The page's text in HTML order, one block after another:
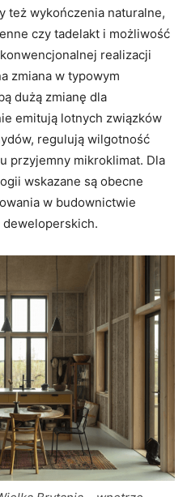
też wykończenia naturalne,
czy tadelakt i możliwość
realizacji
zmiana w typowym
dużą zmianę dla
emitują lotnych związków
regulują wilgotność
przyjemny mikroklimat. Dla
wskazane są obecne
w budownictwie